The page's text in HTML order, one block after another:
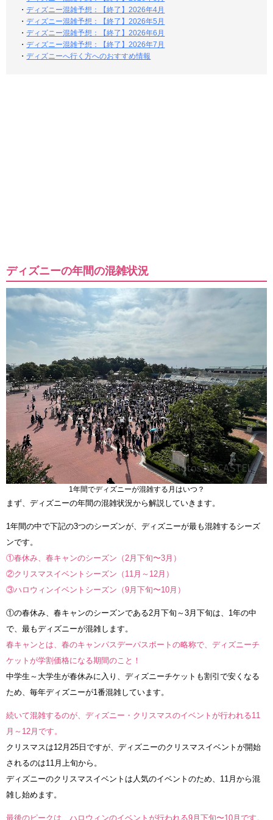
・ディズニー混雑予想：【終了】2026年4月
・ディズニー混雑予想：【終了】2026年5月
・ディズニー混雑予想：【終了】2026年6月
・ディズニー混雑予想：【終了】2026年7月
・ディズニーへ行く方へのおすすめ情報
ディズニーの年間の混雑状況
1年間でディズニーが混雑する月はいつ？
まず、ディズニーの年間の混雑状況から解説していきます。
1年間の中で下記の3つのシーズンが、ディズニーが最も混雑するシーズ
ンです。
①春休み、春キャンのシーズン（2月下旬〜3月）
②クリスマスイベントシーズン（11月～12月）
③ハロウィンイベントシーズン（9月下旬〜10月）
①の春休み、春キャンのシーズンである2月下旬～3月下旬は、1年の中
で、最もディズニーが混雑します。
春キャンとは、春のキャンパスデーパスポートの略称で、ディズニーチ
ケットが学割価格になる期間のこと！
中学生～大学生が春休みに入り、ディズニーチケットも割引で安くなる
ため、毎年ディズニーが1番混雑しています。
続いて混雑するのが、ディズニー・クリスマスのイベントが行われる11
月～12月です。
クリスマスは12月25日ですが、ディズニーのクリスマスイベントが開始
されるのは11月上旬から。
ディズニーのクリスマスイベントは人気のイベントのため、11月から混
雑し始めます。
最後のピークは、ハロウィンのイベントが行われる9月下旬〜10月です。